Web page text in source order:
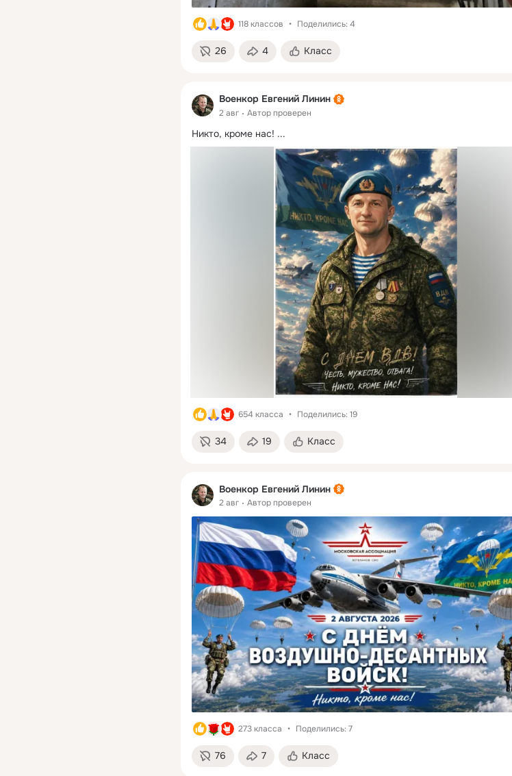
118 классов Поделились: 4
26 4 Класс
Военкор Евгений Линин
2 авг Автор проверен
Никто, кроме нас! ...
654 класса Поделились: 19
34 19 Класс
Военкор Евгений Линин
2 авг Автор проверен
273 класса Поделились: 7
76 7 Класс